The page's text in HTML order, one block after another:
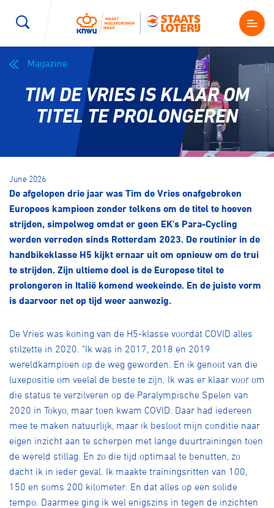
Kenniscentrum
Magazine
Nieuws
Shop
Producten en diensten
Contact
Over ons
Magazine
TIM DE VRIES IS KLAAR OM
TITEL TE PROLONGEREN
June 2026
De afgelopen drie jaar was Tim de Vries onafgebroken
Europees kampioen zonder telkens om de titel te hoeven
strijden, simpelweg omdat er geen EK's Para-Cycling
werden verreden sinds Rotterdam 2023. De routinier in de
handbikeklasse H5 kijkt ernaar uit om opnieuw om de trui
te strijden. Zijn ultieme doel is de Europese titel te
prolongeren in Italië komend weekeinde. En de juiste vorm
is daarvoor net op tijd weer aanwezig.
De Vries was koning van de H5-klasse voordat COVID alles
stilzette in 2020. "Ik was in 2017, 2018 en 2019
wereldkampioen op de weg geworden. En ik genoot van die
luxepositie om veelal de beste te zijn. Ik was er klaar voor om
die status te verzilveren op de Paralympische Spelen van
2020 in Tokyo, maar toen kwam COVID. Daar had iedereen
mee te maken natuurlijk, maar ik besloot mijn conditie naar
eigen inzicht aan te scherpen met lange duurtrainingen toen
de wereld stillag. En zo die tijd optimaal te benutten, zo
dacht ik in ieder geval. Ik maakte trainingsritten van 100,
150 en soms 200 kilometer. En dat alles op een solide
tempo. Daarmee ging ik wel enigszins in tegen de inzichten
Wegwielrennen Mountainbiken
E-Racing
Kunstwielrijden ID-Cycling
Baanwielrennen
BMX freestyle Gravel
Veldrijden Biketrial
Pumptrack Fixed gear